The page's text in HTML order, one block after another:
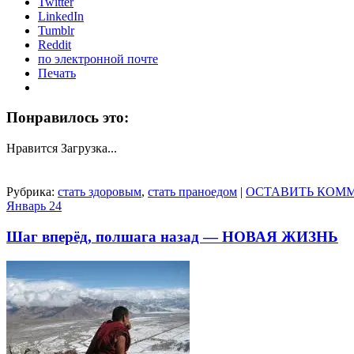
LinkedIn
Tumblr
Reddit
по электронной почте
Печать
Понравилось это:
Нравится Загрузка...
Рубрика: стать здоровым, стать праноедом | ОСТАВИТЬ
Январь 24
Шаг вперёд, полшага назад — НОВАЯ ЖИЗНЬ